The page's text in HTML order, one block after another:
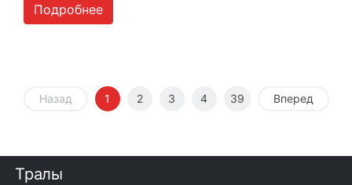
Подробнее
Назад 1 2 3 4 39 Вперед
Тралы